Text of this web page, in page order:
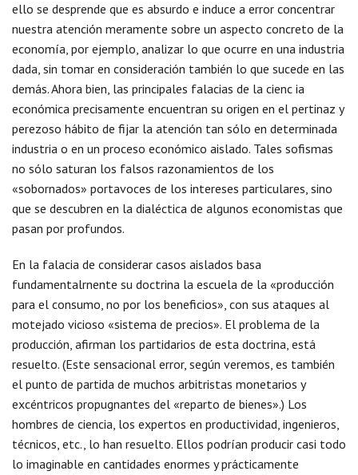
ello se desprende que es absurdo e induce a error concentrar
nuestra atención meramente sobre un aspecto concreto de la
economía, por ejemplo, analizar lo que ocurre en una industria
dada, sin tomar en consideración también lo que sucede en las
demás. Ahora bien, las principales falacias de la cienc ia
económica precisamente encuentran su origen en el pertinaz y
perezoso hábito de fijar la atención tan sólo en determinada
industria o en un proceso económico aislado. Tales sofismas
no sólo saturan los falsos razonamientos de los
«sobornados» portavoces de los intereses particulares, sino
que se descubren en la dialéctica de algunos economistas que
pasan por profundos.
En la falacia de considerar casos aislados basa
fundamentalrnente su doctrina la escuela de la «producción
para el consumo, no por los beneficios», con sus ataques al
motejado vicioso «sistema de precios». El problema de la
producción, afirman los partidarios de esta doctrina, está
resuelto. (Este sensacional error, según veremos, es también
el punto de partida de muchos arbitristas monetarios y
excéntricos propugnantes del «reparto de bienes».) Los
hombres de ciencia, los expertos en productividad, ingenieros,
técnicos, etc., lo han resuelto. Ellos podrían producir casi todo
lo imaginable en cantidades enormes y prácticamente